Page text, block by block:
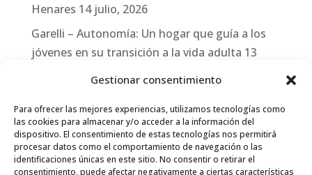
Gestionar consentimiento
Para ofrecer las mejores experiencias, utilizamos tecnologías como
las cookies para almacenar y/o acceder a la información del
dispositivo. El consentimiento de estas tecnologías nos permitirá
procesar datos como el comportamiento de navegación o las
identificaciones únicas en este sitio. No consentir o retirar el
consentimiento, puede afectar negativamente a ciertas características
Henares 14 julio, 2026
Garelli – Autonomía: Un hogar que guía a los
jóvenes en su transición a la vida adulta 13
Garelli-Refugio: Acciones de empleo en el
marco del Sistema de Acogida de Protección
Internacional 10 julio, 2026